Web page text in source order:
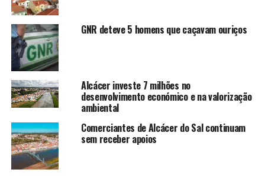
GNR deteve 5 homens que caçavam ouriços
Alcácer investe 7 milhões no
desenvolvimento económico e na valorização
ambiental
Comerciantes de Alcácer do Sal continuam
sem receber apoios